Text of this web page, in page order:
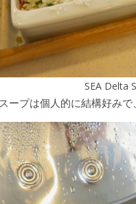
SEA Delta
ープは個人的に結構好み